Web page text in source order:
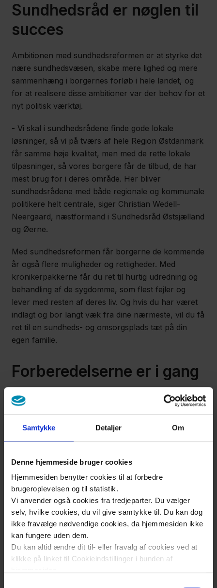
Samtykke Detaljer Om
Denne hjemmeside bruger cookies
Hjemmesiden benytter cookies til at forbedre
brugeroplevelsen og til statistik.
Vi anvender også cookies fra tredjeparter. Du vælger
selv, hvilke cookies, du vil give samtykke til. Du kan dog
ikke fravælge nødvendige cookies, da hjemmesiden ikke
kan fungere uden dem.
Du kan altid ændre dit til- eller fravalg af cookies ved at
klikke på linket til Cookieindstillinger i bunden af
Sundhedsråd er nøglen til
succes
Ambitionen med sundhedsreformen er at styrke det
nære sundhedsvæsen, skabe mere lighed og mere
sammenhæng i borgernes forløb i hele landet, og
for at realisere disse ambitioner var der behov for et
nyt politisk værktøj.
- Vi skal i sundhedsrådene finde gode lokale
løsninger, så vi på tværs af hele Region Østdanmark
får samme høje kvalitet, men med de rette lokale
tilpasninger, så vores borgere får de tilbud, de har
mest brug for i deres område. Her bliver
sundhedsrådene med både regionale og kommunale
politikere helt centrale, siger Christian Wedell-
Neergaard, næstformand i Sundhedsråd Østsjælland
og Øerne.
Med sundhedsreformen får borgerne de kommende
år også flere muligheder og rettigheder. Med
kronikerpakkerne får du ret til hurtig udredning og
behandling af de sygdomme, som flest fejler og
lever med resten af deres liv. Og hvis du har været
indlagt og bor langt væk fra dine nærmeste, vil du få
ret til en sundheds- og omsorgsplads tæt på din
egen familie.
Forberedelserne er i gang
Sundhedsrådene og de øvrige politiske råd og
Østdanmark først er én samlet organisation fra den
1. januar 2027. Det betyder, at de nuværende
Sjælland og driften af dem fortsætter særskilt indtil
nytår. Indtil da forbereder de nye sundhedsråd,
hvordan de fremover bedst hjælper borgerne tæt på
eller i eget hjem.
- Vi har nu taget hul på de første snakke om,
hvordan vi sammen kan styrke de nære
sundhedstilbud i de ni kommuner, som Sundhedsråd
Østsjælland og Øerne dækker. Fra kommunernes
side ser vi meget frem til samarbejdet med regionen